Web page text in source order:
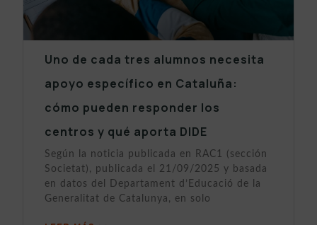
Uno de cada tres alumnos necesita
apoyo específico en Cataluña:
cómo pueden responder los
centros y qué aporta DIDE
Según la noticia publicada en RAC1 (sección
Societat), publicada el 21/09/2025 y basada
en datos del Departament d’Educació de la
Generalitat de Catalunya, en solo